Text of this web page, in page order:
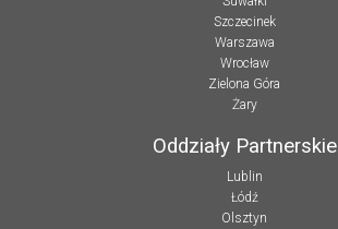
Szczecinek
Warszawa
Wrocław
Zielona Góra
Żary
Oddziały Partnerskie
Lublin
Łódź
Olsztyn